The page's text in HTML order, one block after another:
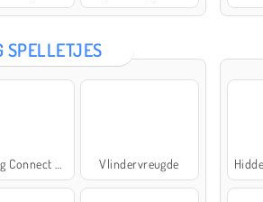
SPELLETJES
Vlindervreugde